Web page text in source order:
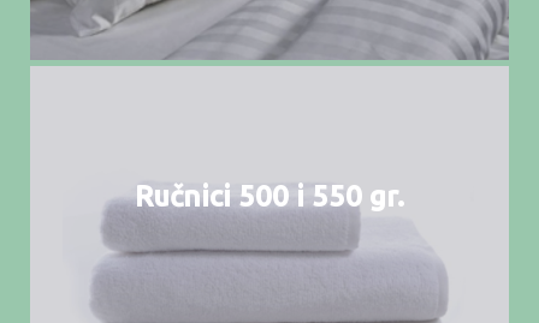
Ručnici 500 i 550 gr.